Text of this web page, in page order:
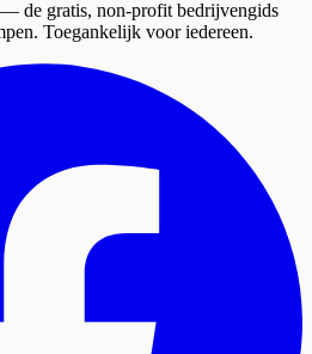
— de gratis, non-profit bedrijvengids
Toegankelijk voor iedereen.